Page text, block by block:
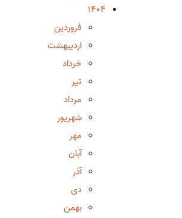
1404
فروردین
اردیبهشت
خرداد
تیر
مرداد
شهریور
مهر
آبان
آذر
دی
بهمن